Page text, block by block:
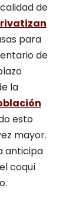
de
para
de
la
esto
mayor.
anticipa
coquí